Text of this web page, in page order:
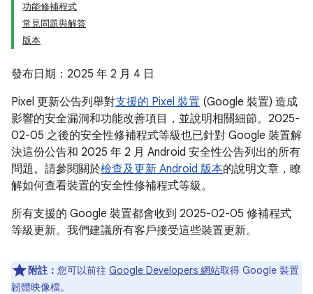
功能修補程式
常見問題與解答
版本
發布日期：2025 年 2 月 4 日
Pixel 更新公告列舉對支援的 Pixel 裝置 (Google 裝置) 造成
影響的安全漏洞和功能改善項目，並說明相關細節。2025-
02-05 之後的安全性修補程式等級也已針對 Google 裝置解
決這份公告和 2025 年 2 月 Android 安全性公告列出的所有
問題。請參閱關於檢查及更新 Android 版本的說明文章，瞭
解如何查看裝置的安全性修補程式等級。
所有支援的 Google 裝置都會收到 2025-02-05 修補程式
等級更新。我們建議所有客戶接受這些裝置更新。
附註： 您可以前往 Google Developers 網站取得 Google 裝置
韌體映像檔。